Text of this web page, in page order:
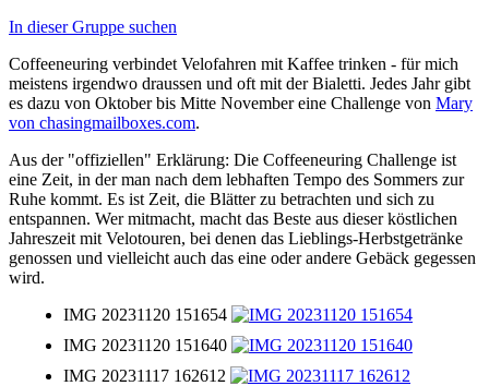
In dieser Gruppe suchen
Coffeeneuring verbindet Velofahren mit Kaffee trinken - für mich
meistens irgendwo draussen und oft mit der Bialetti. Jedes Jahr gibt
es dazu von Oktober bis Mitte November eine Challenge von Mary
von chasingmailboxes.com.
Aus der "offiziellen" Erklärung: Die Coffeeneuring Challenge ist
eine Zeit, in der man nach dem lebhaften Tempo des Sommers zur
Ruhe kommt. Es ist Zeit, die Blätter zu betrachten und sich zu
entspannen. Wer mitmacht, macht das Beste aus dieser köstlichen
Jahreszeit mit Velotouren, bei denen das Lieblings-Herbstgetränke
genossen und vielleicht auch das eine oder andere Gebäck gegessen
wird.
IMG 20231120 151654
IMG 20231120 151640
IMG 20231117 162612